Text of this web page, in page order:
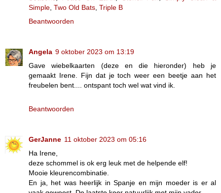
Simple Two Old Bats Triple B
Beantwoorden
Angela 9 oktober 2023 om 13:19
Gave wiebelkaarten (deze en die hieronder) heb je
gemaakt Irene. Fijn dat je toch weer een beetje aan het
freubelen bent.... ontspant toch wel wat vind ik.
Beantwoorden
GerJanne 11 oktober 2023 om 05:16
Ha Irene,
deze schommel is ok erg leuk met de helpende elf!
Mooie kleurencombinatie.
En ja, het was heerlijk in Spanje en mijn moeder is er al